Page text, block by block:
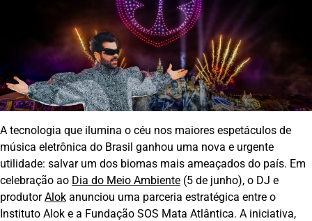
A tecnologia que ilumina o céu nos maiores espetáculos de
música eletrônica do Brasil ganhou uma nova e urgente
utilidade: salvar um dos biomas mais ameaçados do país. Em
celebração ao Dia do Meio Ambiente (5 de junho), o DJ e
produtorAlok anunciou uma parceria estratégica entre o
Instituto Alok e a Fundação SOS Mata Atlântica. A iniciativa,